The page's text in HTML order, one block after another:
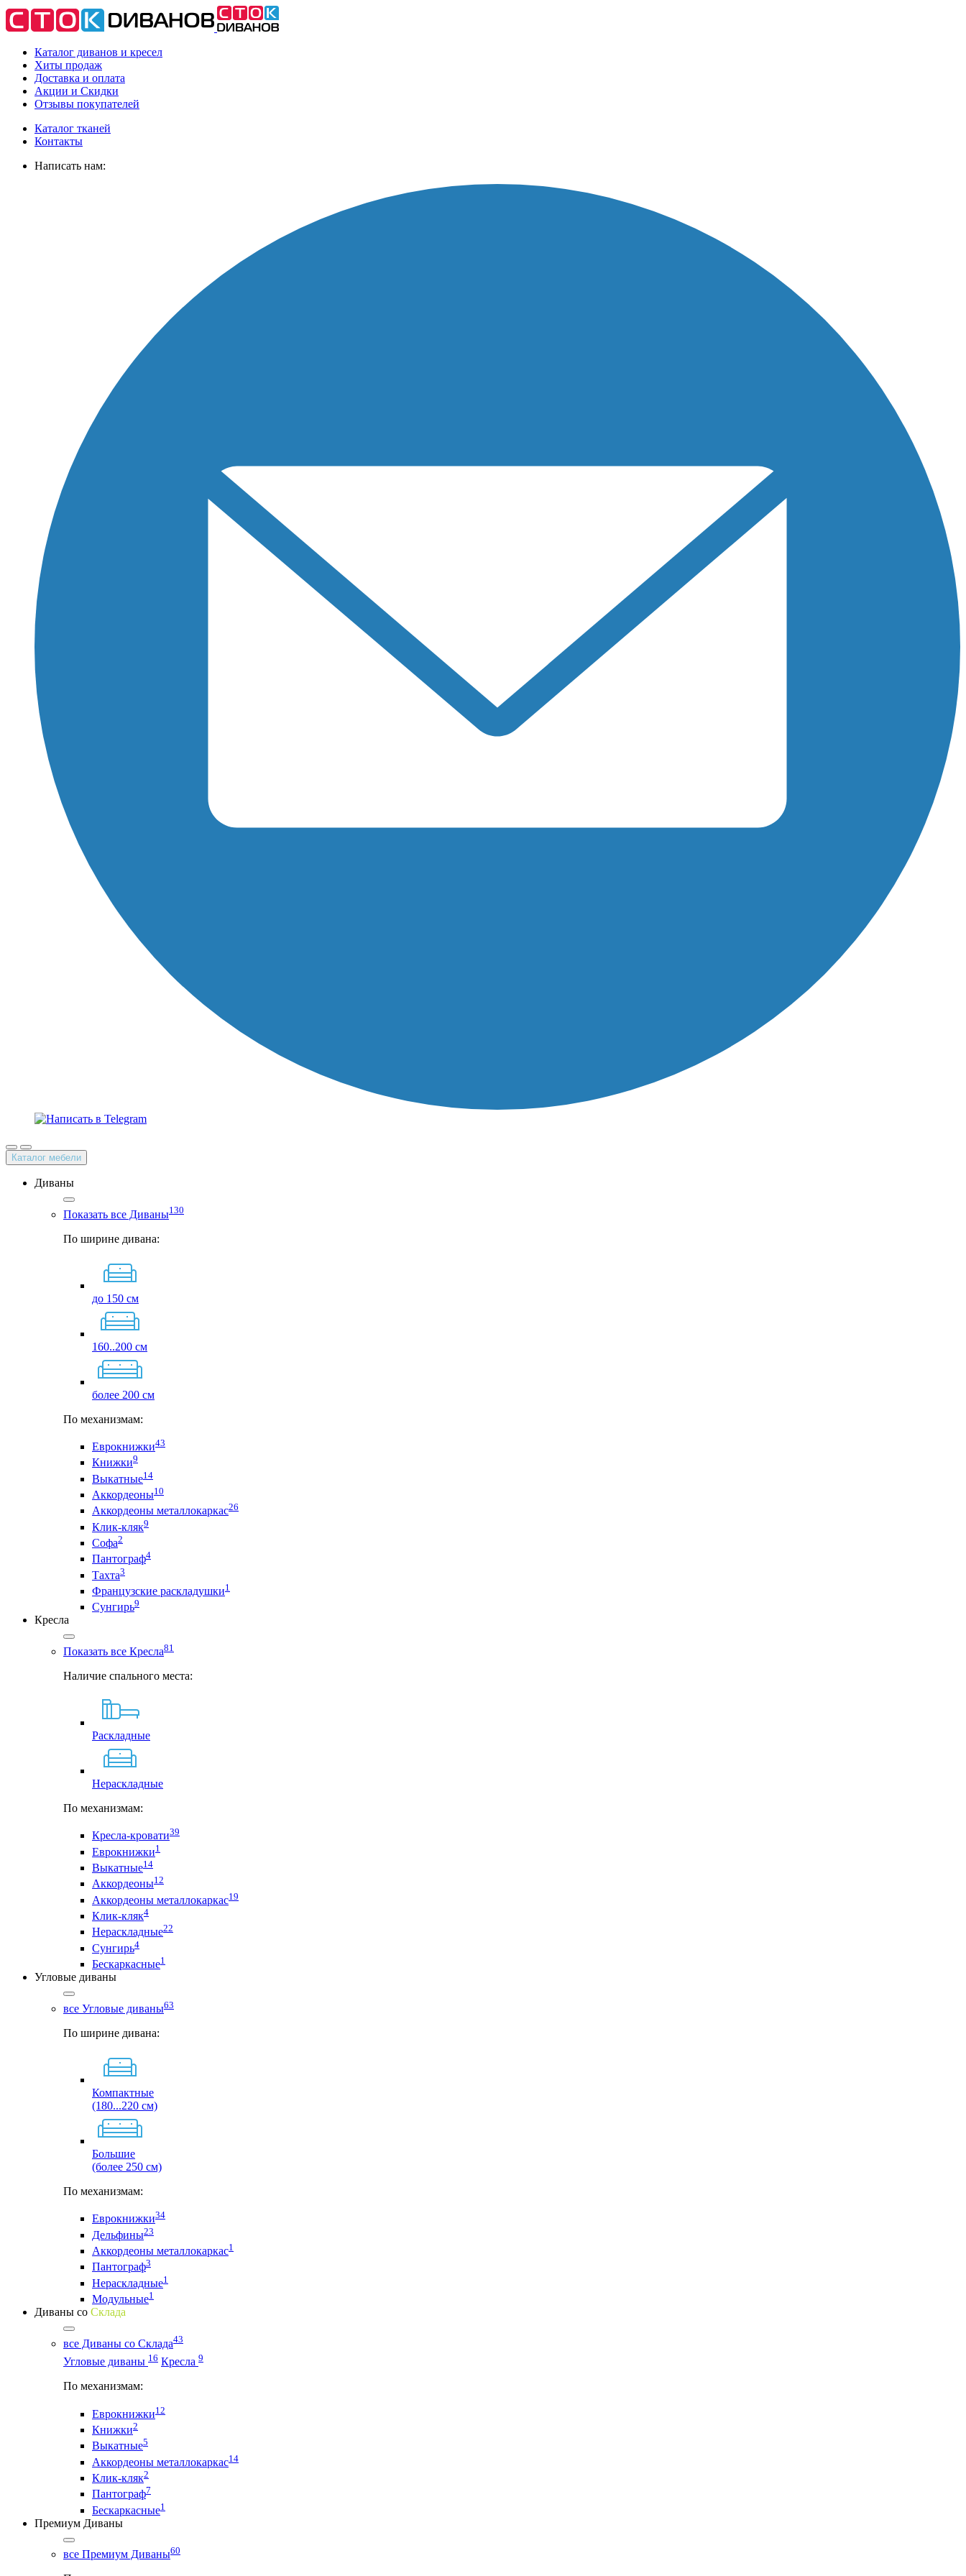
Каталог диванов и кресел
Хиты продаж
Доставка и оплата
Акции и Скидки
Отзывы покупателей
Каталог тканей
Контакты
Написать нам:
Каталог мебели
Диваны
Показать все Диваны130
По ширине дивана:
до 150 см
160..200 см
более 200 см
По механизмам:
Еврокнижки43
Книжки9
Выкатные14
Аккордеоны10
Аккордеоны металлокаркас26
Клик-кляк9
Софа2
Пантограф4
Тахта3
Французские раскладушки1
Сунгирь9
Кресла
Показать все Кресла81
Наличие спального места:
Раскладные
Нераскладные
По механизмам:
Кресла-кровати39
Еврокнижки1
Выкатные14
Аккордеоны12
Аккордеоны металлокаркас19
Клик-кляк4
Нераскладные22
Сунгирь4
Бескаркасные1
Угловые диваны
все Угловые диваны63
По ширине дивана:
Компактные
(180...220 см)
Большие
(более 250 см)
По механизмам:
Еврокнижки34
Дельфины23
Аккордеоны металлокаркас1
Пантограф3
Нераскладные1
Модульные1
Диваны со Склада
все Диваны со Склада43
Угловые диваны 16 Кресла 9
По механизмам:
Еврокнижки12
Книжки2
Выкатные5
Аккордеоны металлокаркас14
Клик-кляк2
Пантограф7
Бескаркасные1
Премиум Диваны
все Премиум Диваны60